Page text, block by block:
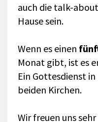
auch die talk-
Hause sein.
Wenn es einen
Monat gibt, ist es
Ein Gottesdienst
beiden Kirchen.
Wir freuen uns